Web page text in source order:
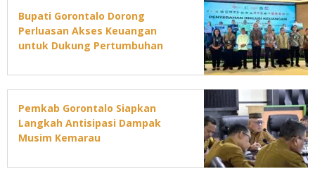
Bupati Gorontalo Dorong
Perluasan Akses Keuangan
untuk Dukung Pertumbuhan
Pemkab Gorontalo Siapkan
Langkah Antisipasi Dampak
Musim Kemarau